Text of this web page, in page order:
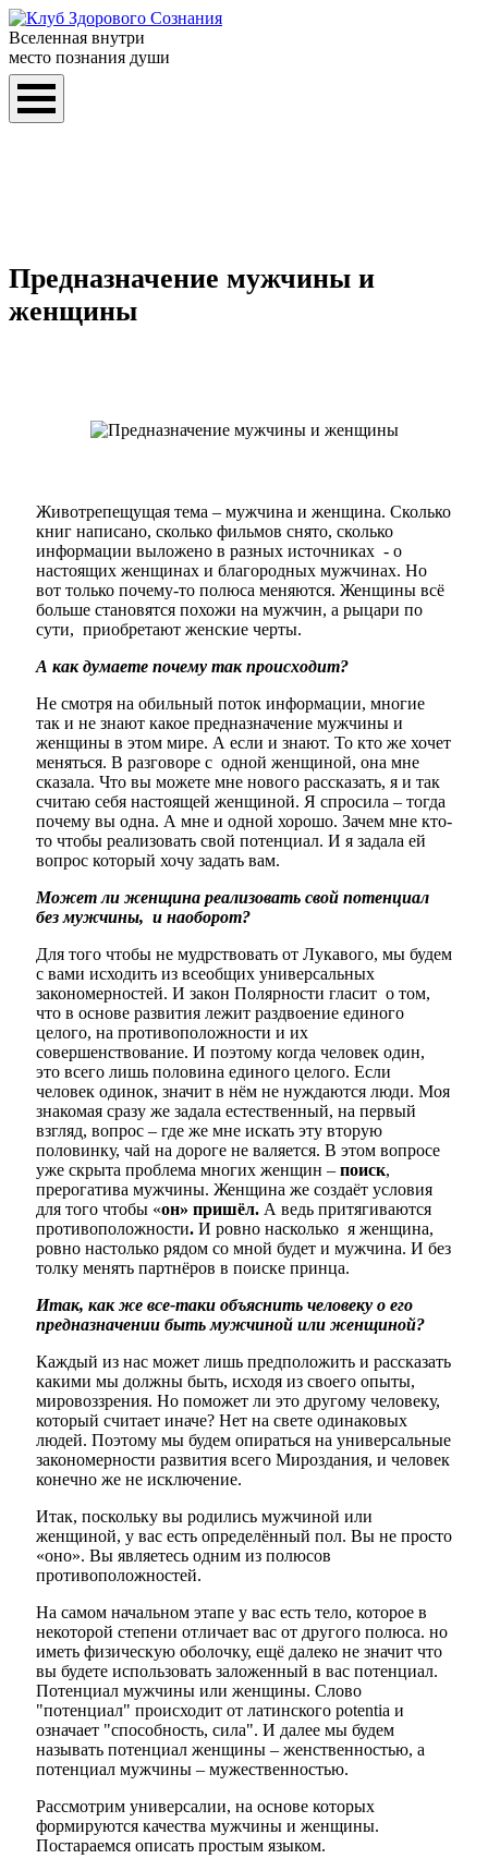
Вселенная внутри
место познания души
Предназначение мужчины и
женщины
Животрепещущая тема – мужчина и женщина. Сколько
книг написано, сколько фильмов снято, сколько
информации выложено в разных источниках - о
настоящих женщинах и благородных мужчинах. Но
вот только почему-то полюса меняются. Женщины всё
больше становятся похожи на мужчин, а рыцари по
сути, приобретают женские черты.
А как думаете почему так происходит?
Не смотря на обильный поток информации, многие
так и не знают какое предназначение мужчины и
женщины в этом мире. А если и знают. То кто же хочет
меняться. В разговоре с одной женщиной, она мне
сказала. Что вы можете мне нового рассказать, я и так
считаю себя настоящей женщиной. Я спросила – тогда
почему вы одна. А мне и одной хорошо. Зачем мне кто-
то чтобы реализовать свой потенциал. И я задала ей
вопрос который хочу задать вам.
Может ли женщина реализовать свой потенциал
безмужчины, и наоборот?
Для того чтобы не мудрствовать от Лукавого, мы будем
с вами исходить из всеобщих универсальных
закономерностей. И закон Полярности гласит о том,
что в основе развития лежит раздвоение единого
целого, на противоположности и их
совершенствование. И поэтому когда человек один,
это всего лишь половина единого целого. Если
человек одинок, значит в нём не нуждаются люди. Моя
знакомая сразу же задала естественный, на первый
взгляд, вопрос – где же мне искать эту вторую
половинку, чай на дороге не валяется. В этом вопросе
уже скрыта проблема многих женщин – поиск,
прерогатива мужчины. Женщина же создаёт условия
для того чтобы «он» пришёл. А ведь притягиваются
противоположности. И ровно насколько я женщина,
ровно настолько рядом со мной будет и мужчина. И без
толку менять партнёров в поиске принца.
Итак, как же все-таки объяснить человеку о его
предназначении быть мужчиной или женщиной?
Каждый из нас может лишь предположить и рассказать
какими мы должны быть, исходя из своего опыты,
мировоззрения. Но поможет ли это другому человеку,
который считает иначе? Нет на свете одинаковых
людей. Поэтому мы будем опираться на универсальные
закономерности развития всего Мироздания, и человек
конечно же не исключение.
Итак, поскольку вы родились мужчиной или
женщиной, у вас есть определённый пол. Вы не просто
«оно». Вы являетесь одним из полюсов
противоположностей.
На самом начальном этапе у вас есть тело, которое в
некоторой степени отличает вас от другого полюса. но
иметь физическую оболочку, ещё далеко не значит что
вы будете использовать заложенный в вас потенциал.
Потенциал мужчины или женщины. Слово
"потенциал" происходит от латинского potentia и
означает "способность, сила". И далее мы будем
называть потенциал женщины – женственностью, а
потенциал мужчины – мужественностью.
Рассмотрим универсалии, на основе которых
формируются качества мужчины и женщины.
Постараемся описать простым языком.